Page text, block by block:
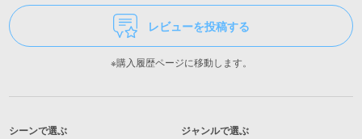
レビューを投稿する
※購入履歴ページに移動します。
シーンで選ぶ ジャンルで選ぶ